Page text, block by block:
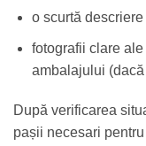
o scurtă
fotografii clare
ambalajului
După verificarea
pașii necesari